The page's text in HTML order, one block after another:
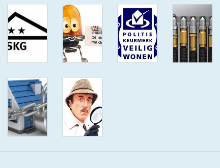
ISEO F9 ANTIKERNTREK IN
IEDERE GEWENSTE MAAT MET
GEWONE SLEUTELS MET
CERTIFICAAT SKG***
BOLD ELECTRONISCHE
CILINDERS OPEN JE SLOT MET
TELEFOON OF CLICKER WIFI
AFSTAND.